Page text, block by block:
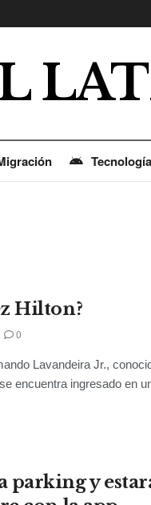
Tecnología
Hilton?
0
Lavandeira Jr.,
encuentra ingresado en
parking y